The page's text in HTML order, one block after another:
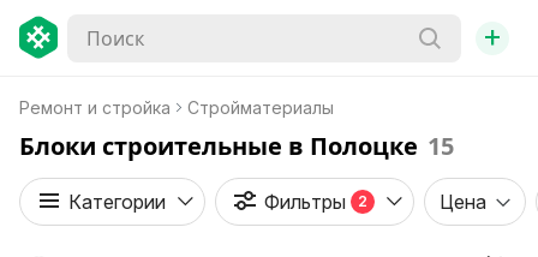
+
Ремонт и стройка Стройматериалы
Блоки строительные в Полоцке 15
Категории Фильтры 2 Цена